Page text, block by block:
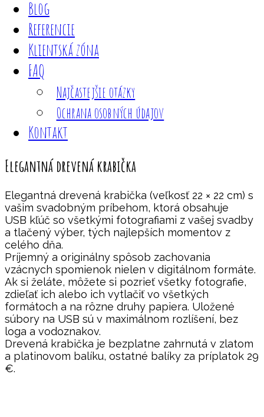
Blog
Referencie
Klientská zóna
FAQ
Najčastejšie otázky
Ochrana osobných údajov
Kontakt
Elegantná drevená krabička
Elegantná drevená krabička (veľkosť 22 × 22 cm) s
vašim svadobným príbehom, ktorá obsahuje
USB kľúč so všetkými fotografiami z vašej svadby
a tlačený výber, tých najlepších momentov z
celého dňa.
Príjemný a originálny spôsob zachovania
vzácnych spomienok nielen v digitálnom formáte.
Ak si želáte, môžete si pozrieť všetky fotografie,
zdieľať ich alebo ich vytlačiť vo všetkých
formátoch a na rôzne druhy papiera. Uložené
súbory na USB sú v maximálnom rozlíšení, bez
loga a vodoznakov.
Drevená krabička je bezplatne zahrnutá v zlatom
a platinovom balíku, ostatné balíky za príplatok 29
€.